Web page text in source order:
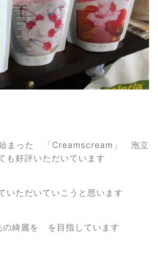
始まった 「Creamscream」 泡立
好評いただいています
いただいていこうと思います
綺麗を を目指しています